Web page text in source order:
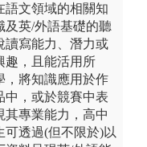
語文領域的相關知
及英/外語基礎的聽
讀寫能力、潛力或
趣，且能活用所
，將知識應用於作
中，或於競賽中表
其專業能力，高中
可透過(但不限於)以